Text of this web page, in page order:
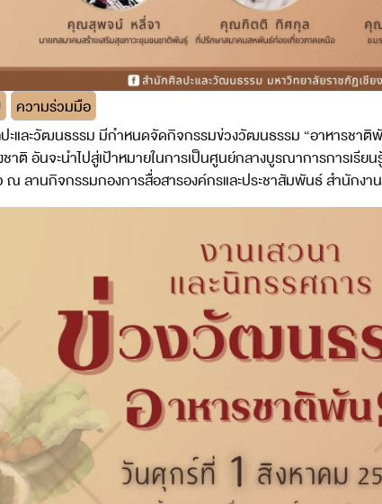
ความร่วมมือ
ะและวัฒนธรรม มีกำหนดจัดกิจกรรมข่วงวัฒนธรรม “อาหารชาติ
าติ อันจะนำไปสู่เป้าหมายในการเป็นศูนย์กลางบูรณาการการเ
ลานกิจกรรมกองการสื่อสารองค์กรและประชาสัมพันธ์ สำนักงา